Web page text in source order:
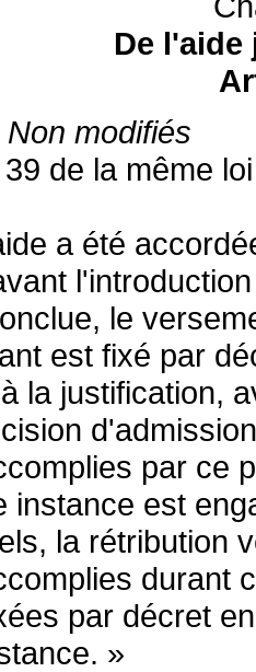
De
Non modifiés
de la même
a été
le
est fixé par
la justification,
par ce
instance est
la rétribution
durant
par décret
»